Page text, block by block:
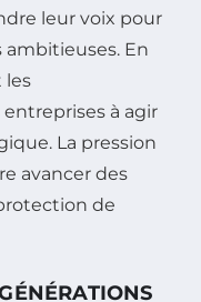
leur voix pour
En
les
à agir
La pression
avancer des
de